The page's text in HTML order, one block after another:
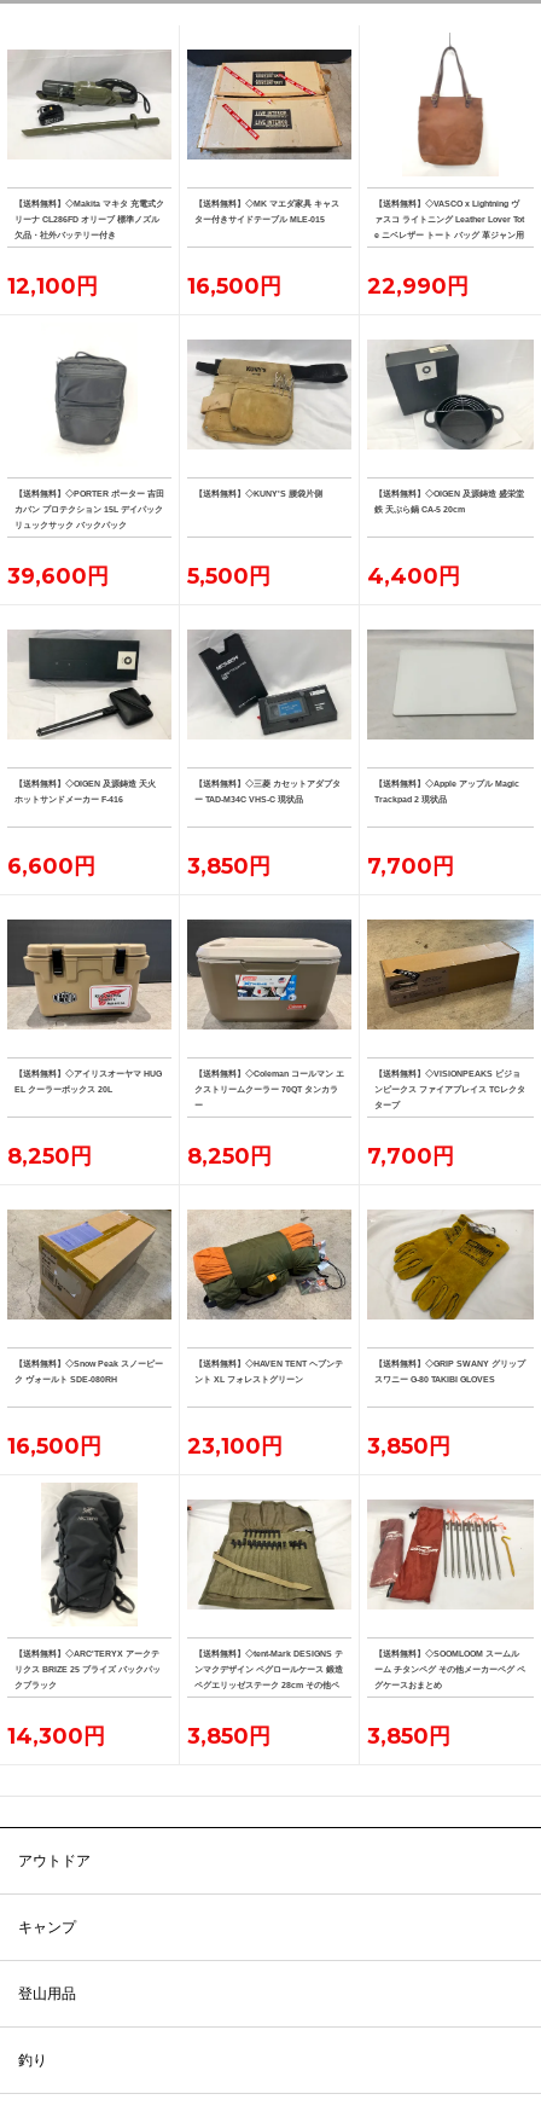
【送料無料】◇Makita マキタ 充電式ク
リーナ CL286FD オリーブ 標準ノズル
欠品・社外バッテリー付き
12,100円
【送料無料】◇MK マエダ家具 キャス
ター付きサイドテーブル MLE-015
16,500円
【送料無料】◇VASCO x Lightning ヴ
ァスコ ライトニング Leather Lover Tot
e ニベレザー トート バッグ 革ジャン用
トート
22,990円
【送料無料】◇PORTER ポーター 吉田
カバン プロテクション 15L デイパック
リュックサック バックパック
39,600円
【送料無料】◇KUNY'S 腰袋片側
5,500円
【送料無料】◇OIGEN 及源鋳造 盛栄堂
鉄 天ぷら鍋 CA-5 20cm
4,400円
【送料無料】◇OIGEN 及源鋳造 天火
ホットサンドメーカー F-416
6,600円
【送料無料】◇三菱 カセットアダプタ
ー TAD-M34C VHS-C 現状品
3,850円
【送料無料】◇Apple アップル Magic
Trackpad 2 現状品
7,700円
【送料無料】◇アイリスオーヤマ HUG
EL クーラーボックス 20L
8,250円
【送料無料】◇Coleman コールマン エ
クストリームクーラー 70QT タンカラ
ー
8,250円
【送料無料】◇VISIONPEAKS ビジョ
ンピークス ファイアプレイス TCレクタ
タープ
7,700円
【送料無料】◇Snow Peak スノーピー
ク ヴォールト SDE-080RH
16,500円
【送料無料】◇HAVEN TENT ヘブンテ
ント XL フォレストグリーン
23,100円
【送料無料】◇GRIP SWANY グリップ
スワニー G-80 TAKIBI GLOVES
3,850円
【送料無料】◇ARC'TERYX アークテ
リクス BRIZE 25 ブライズ バックパッ
クブラック
14,300円
【送料無料】◇tent-Mark DESIGNS テ
ンマクデザイン ペグロールケース 鍛造
ペグエリッゼステーク 28cm その他ペ
グおまとめ
3,850円
【送料無料】◇SOOMLOOM スームル
ーム チタンペグ その他メーカーペグ ペ
グケースおまとめ
3,850円
アウトドア
キャンプ
登山用品
釣り